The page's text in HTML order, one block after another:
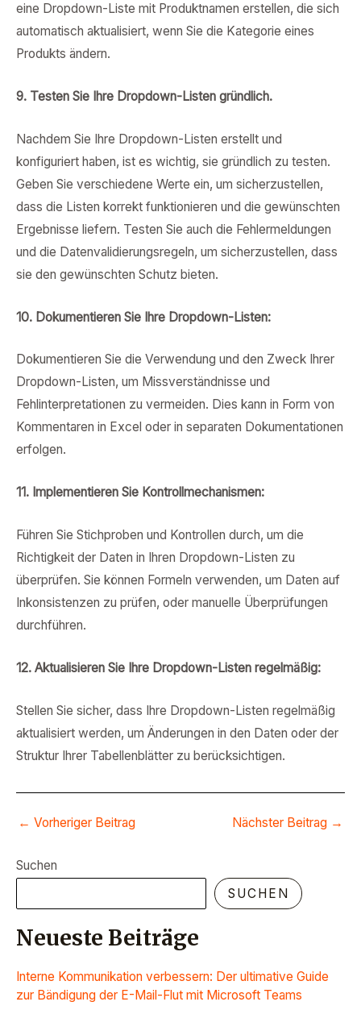
eine Dropdown-Liste mit Produktnamen erstellen, die sich
automatisch aktualisiert, wenn Sie die Kategorie eines
Produkts ändern.
9. Testen Sie Ihre Dropdown-Listen gründlich.
Nachdem Sie Ihre Dropdown-Listen erstellt und
konfiguriert haben, ist es wichtig, sie gründlich zu testen.
Geben Sie verschiedene Werte ein, um sicherzustellen,
dass die Listen korrekt funktionieren und die gewünschten
Ergebnisse liefern. Testen Sie auch die Fehlermeldungen
und die Datenvalidierungsregeln, um sicherzustellen, dass
sie den gewünschten Schutz bieten.
10. Dokumentieren Sie Ihre Dropdown-Listen:
Dokumentieren Sie die Verwendung und den Zweck Ihrer
Dropdown-Listen, um Missverständnisse und
Fehlinterpretationen zu vermeiden. Dies kann in Form von
Kommentaren in Excel oder in separaten Dokumentationen
erfolgen.
11. Implementieren Sie Kontrollmechanismen:
Führen Sie Stichproben und Kontrollen durch, um die
Richtigkeit der Daten in Ihren Dropdown-Listen zu
überprüfen. Sie können Formeln verwenden, um Daten auf
Inkonsistenzen zu prüfen, oder manuelle Überprüfungen
durchführen.
12. Aktualisieren Sie Ihre Dropdown-Listen regelmäßig:
Stellen Sie sicher, dass Ihre Dropdown-Listen regelmäßig
aktualisiert werden, um Änderungen in den Daten oder der
Struktur Ihrer Tabellenblätter zu berücksichtigen.
← Vorheriger Beitrag Nächster Beitrag →
Suchen
SUCHEN
Neueste Beiträge
Interne Kommunikation verbessern: Der ultimative Guide
zur Bändigung der E-Mail-Flut mit Microsoft Teams